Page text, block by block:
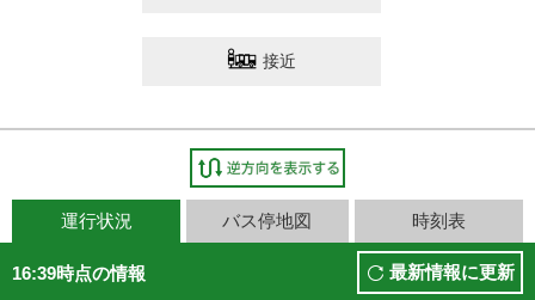
接近
運行状況 バス停地図 時刻表
16:39時点の情報 最新情報に更新